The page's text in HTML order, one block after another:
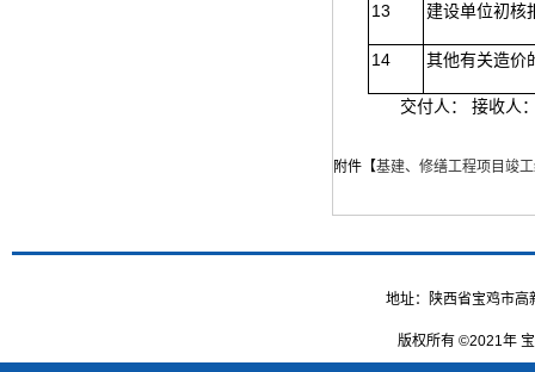
13 建设单位初核
14 其他有关造价
交付人： 接收人
附件【基建、修缮工程项目竣
地址：陕西省宝鸡市
版权所有 ©2021年